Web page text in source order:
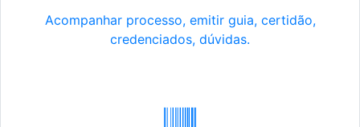
Acompanhar processo, emitir guia, certidão,
credenciados, dúvidas.